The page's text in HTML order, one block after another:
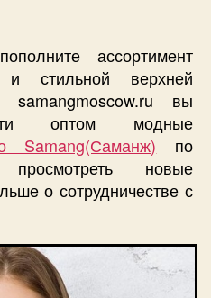
ассортимент
и стильной верхней
вы
оптом модные
Samang(Саманж) по
новые
о сотрудничестве с